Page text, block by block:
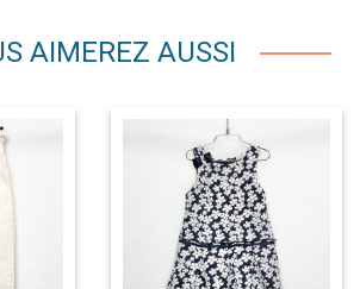
AIMEREZ AUSSI